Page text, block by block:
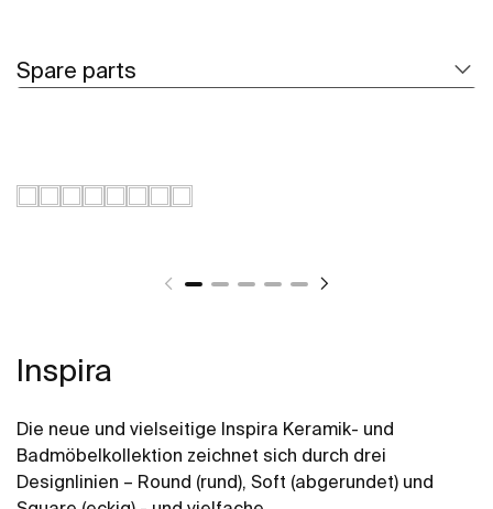
Spare parts
Inspira
Die neue und vielseitige Inspira Keramik- und
Badmöbelkollektion zeichnet sich durch drei
Designlinien – Round (rund), Soft (abgerundet) und